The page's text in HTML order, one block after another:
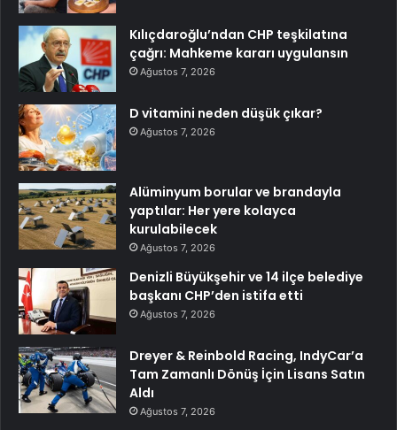
Kılıçdaroğlu’ndan CHP teşkilatına
çağrı: Mahkeme kararı uygulansın
Ağustos 7, 2026
D vitamini neden düşük çıkar?
Ağustos 7, 2026
Alüminyum borular ve brandayla
yaptılar: Her yere kolayca
kurulabilecek
Ağustos 7, 2026
Denizli Büyükşehir ve 14 ilçe belediye
başkanı CHP’den istifa etti
Ağustos 7, 2026
Dreyer & Reinbold Racing, IndyCar’a
Tam Zamanlı Dönüş İçin Lisans Satın
Aldı
Ağustos 7, 2026